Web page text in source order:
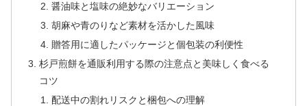
醤油味と塩味の絶妙なバリエーション
胡麻や青のりなど素材を活かした風味
贈答用に適したパッケージと個包装の利便性
杉戸煎餅を通販利用する際の注意点と美味しく食べる
コツ
配送中の割れリスクと梱包への理解